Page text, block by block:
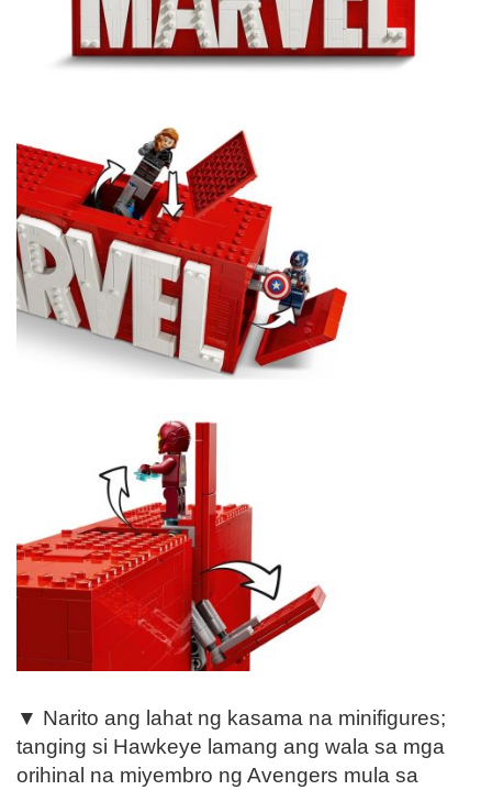
▼ Narito ang lahat ng kasama na minifigures;
tanging si Hawkeye lamang ang wala sa mga
orihinal na miyembro ng Avengers mula sa